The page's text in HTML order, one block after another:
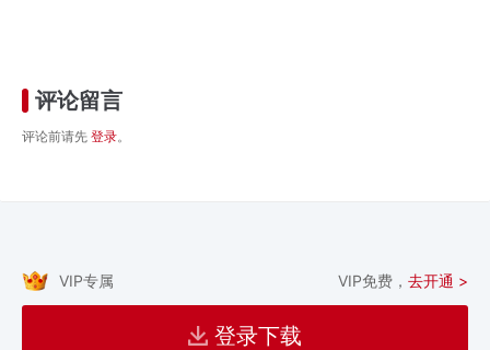
评论留言
评论前请先 登录。
VIP专属 VIP免费， 去开通 >
登录下载